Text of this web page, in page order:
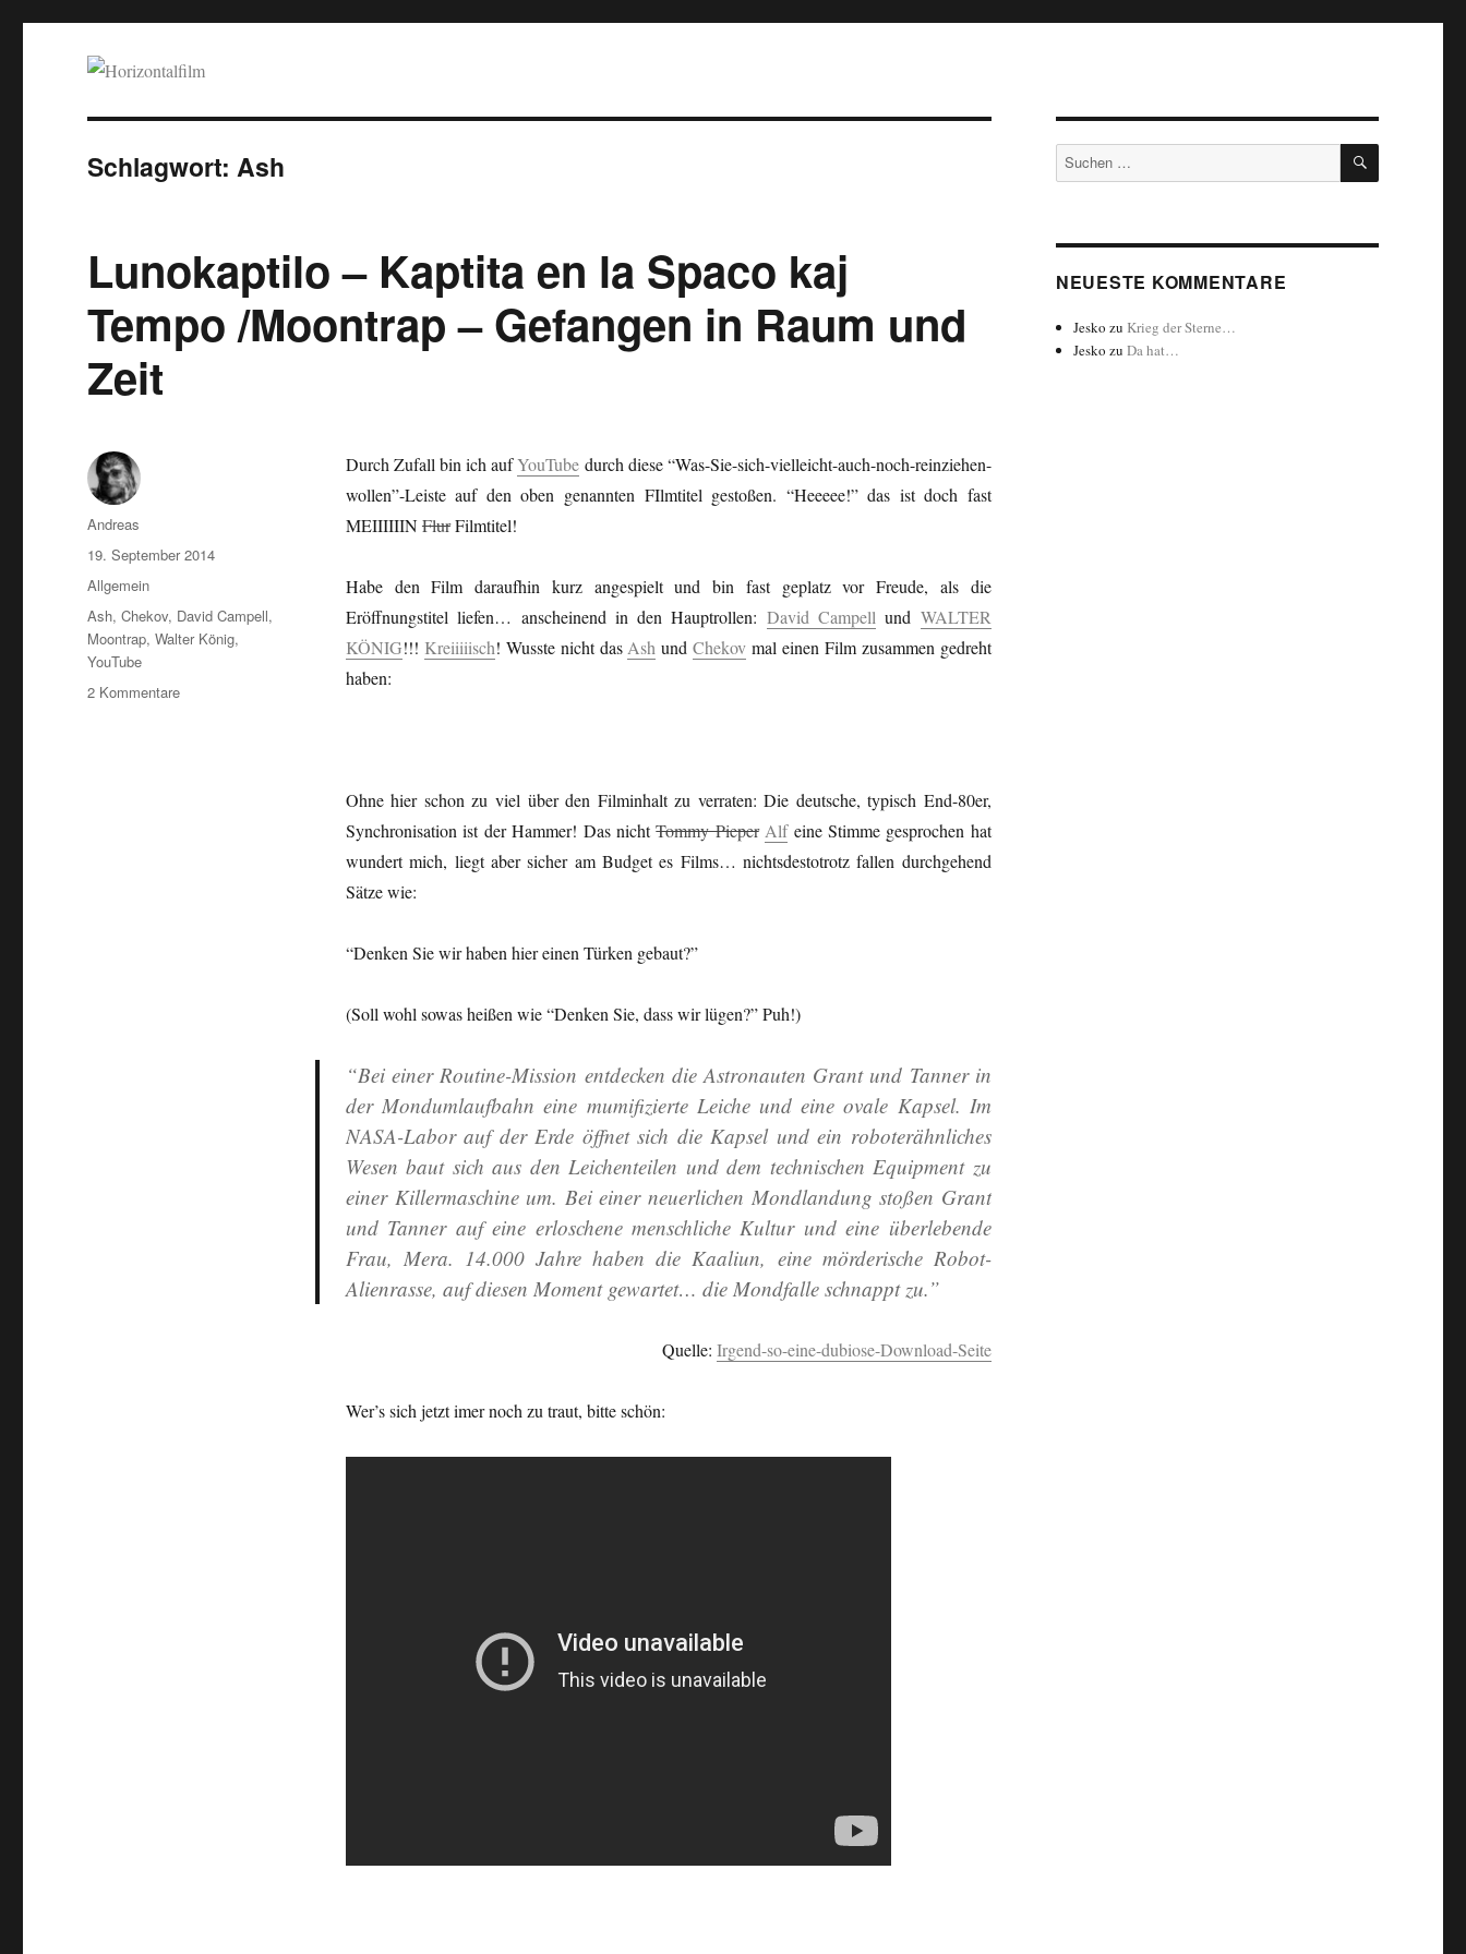
Schlagwort:Ash
Lunokaptilo – Kaptita en la Spaco kaj
Tempo /Moontrap – Gefangen in Raum und
Zeit
Durch Zufall bin ich aufYouTube durch diese “Was-Sie-sich-vielleicht-auch-noch-reinziehen-
wollen”-Leiste auf den oben genannten FIlmtitel gestoßen. “Heeeee!” das ist doch fast
MEIIIIIINFlurFilmtitel!
Habe den Film daraufhin kurz angespielt und bin fast geplatz vor Freude, als die
Eröffnungstitel liefen… anscheinend in den Hauptrollen: David Campell und WALTER
KÖNIG!!! Kreiiiiisch! Wusste nicht dasAsh undChekov mal einen Film zusammen gedreht
haben:
Ohne hier schon zu viel über den Filminhalt zu verraten: Die deutsche, typisch End-80er,
Synchronisation ist der Hammer! Das nichtTommy Pieper Alfeine Stimme gesprochen hat
wundert mich, liegt aber sicher am Budget es Films… nichtsdestotrotz fallen durchgehend
Sätze wie:
“Denken Sie wir haben hier einen Türken gebaut?”
(Soll wohl sowas heißen wie “Denken Sie, dass wir lügen?” Puh!)
“Bei einer Routine-Mission entdecken die Astronauten Grant und Tanner in
der Mondumlaufbahn eine mumifizierte Leiche und eine ovale Kapsel. Im
NASA-Labor auf der Erde öffnet sich die Kapsel und ein roboterähnliches
Wesen baut sich aus den Leichenteilen und dem technischen Equipment zu
einer Killermaschine um. Bei einer neuerlichen Mondlandung stoßen Grant
und Tanner auf eine erloschene menschliche Kultur und eine überlebende
Frau, Mera. 14.000 Jahre haben die Kaaliun, eine mörderische Robot-
Alienrasse, auf diesen Moment gewartet… die Mondfalle schnappt zu.”
Quelle: Irgend-so-eine-dubiose-Download-Seite
Wer’s sich jetzt imer noch zu traut, bitte schön:
Autor
Andreas
Veröffentlicht
am
19. September 2014
Kategorien
Allgemein
Schlagwörter
Ash,Chekov, David Campell,
Moontrap,Walter König,
YouTube
2 Kommentarezu
Suchen
nach:
SUCHEN
NEUESTE KOMMENTARE
Jesko zu Krieg der Sterne…
Jesko zuDa hat…